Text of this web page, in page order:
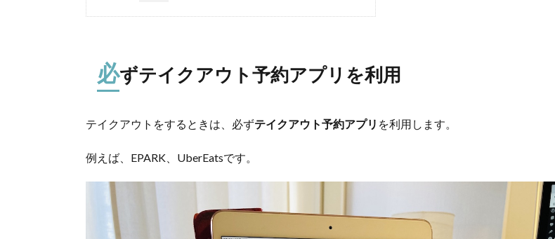
必ずテイクアウト予約アプリを利用
テイクアウトをするときは、必ずテイクアウト予約アプリ を利用します。
例えば、EPARK、UberEatsです。